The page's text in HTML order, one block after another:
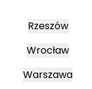
Rzeszów
Wrocław
Warszawa